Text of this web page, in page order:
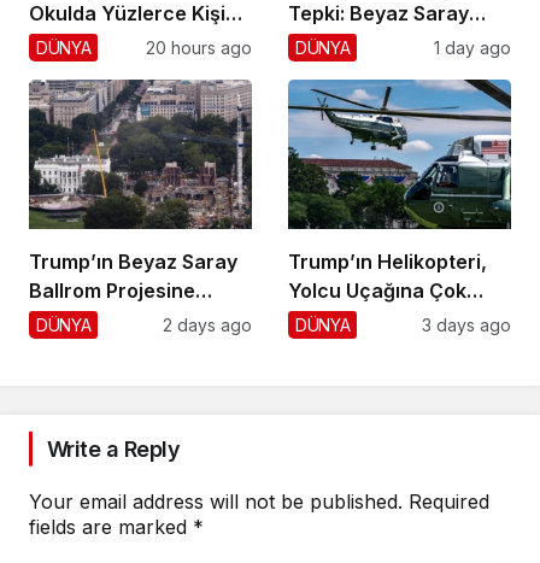
Okulda Yüzlerce Kişiyi
Vurdu!
DÜNYA 20 hours ago
Tepki: Beyaz Saray
Krizi!
DÜNYA 1 day ago
Trump’ın Beyaz Saray
Ballrom Projesine
Durdurma
DÜNYA 2 days ago
Trump’ın Helikopteri,
Yolcu Uçağına Çok
Yaklaştı!
DÜNYA 3 days ago
Write a Reply
Your email address will not be published. Required
fields are marked *